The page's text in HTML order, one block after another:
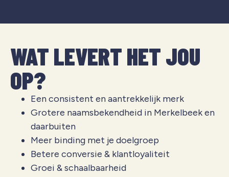
WAT LEVERT HET JOU
OP?
Een consistent en aantrekkelijk merk
Grotere naamsbekendheid in Merkelbeek en
daarbuiten
Meer binding met je doelgroep
Betere conversie & klantloyaliteit
Groei & schaalbaarheid